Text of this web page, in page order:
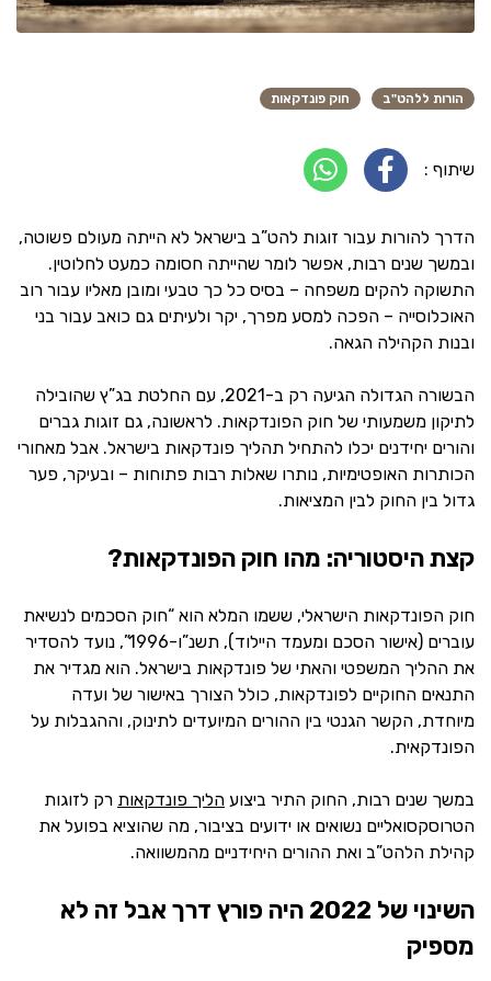
הורות ללהט"ב חוק פונדקאות
שיתוף :
הדרך להורות עבור זוגות להט”ב בישראל לא הייתה מעולם פשוטה,
ובמשך שנים רבות, אפשר לומר שהייתה חסומה כמעט לחלוטין.
התשוקה להקים משפחה – בסיס כל כך טבעי ומובן מאליו עבור רוב
האוכלוסייה – הפכה למסע מפרך, יקר ולעיתים גם כואב עבור בני
ובנות הקהילה הגאה.
הבשורה הגדולה הגיעה רק ב-2021, עם החלטת בג”ץ שהובילה
לתיקון משמעותי של חוק הפונדקאות. לראשונה, גם זוגות גברים
והורים יחידנים יכלו להתחיל תהליך פונדקאות בישראל. אבל מאחורי
הכותרות האופטימיות, נותרו שאלות רבות פתוחות – ובעיקר, פער
גדול בין החוק לבין המציאות.
קצת היסטוריה: מהו חוק הפונדקאות?
חוק הפונדקאות הישראלי, ששמו המלא הוא “חוק הסכמים לנשיאת
עוברים (אישור הסכם ומעמד היילוד), תשנ”ו-1996”, נועד להסדיר
את ההליך המשפטי והאתי של פונדקאות בישראל. הוא מגדיר את
התנאים החוקיים לפונדקאות, כולל הצורך באישור של ועדה
מיוחדת, הקשר הגנטי בין ההורים המיועדים לתינוק, וההגבלות על
הפונדקאית.
במשך שנים רבות, החוק התיר ביצוע הליך פונדקאות רק לזוגות
הטרוסקסואליים נשואים או ידועים בציבור, מה שהוציא בפועל את
קהילת הלהט”ב ואת ההורים היחידניים מהמשוואה.
השינוי של 2022 היה פורץ דרך אבל זה לא
מספיק